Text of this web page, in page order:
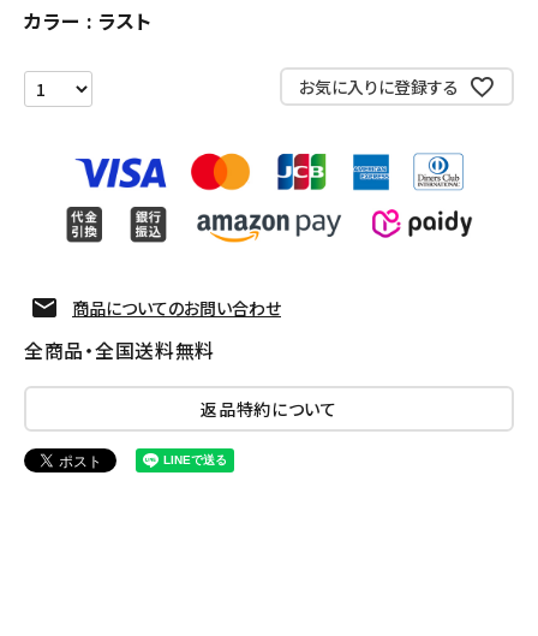
カラー ラスト
お気に入りに登録する
商品についてのお問い合わせ
全商品・全国送料無料
返品特約について